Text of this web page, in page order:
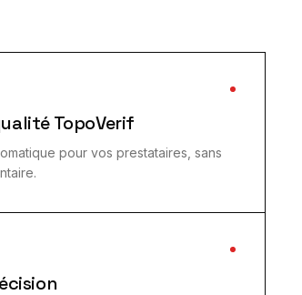
TopoVerif
pour vos prestataires, sans